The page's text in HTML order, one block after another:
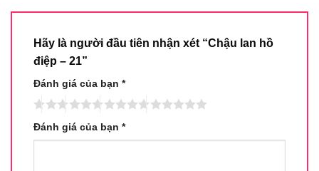
Hãy là người đầu tiên nhận xét “Chậu lan hồ
điệp – 21”
Đánh giá của bạn *
Đánh giá của bạn *